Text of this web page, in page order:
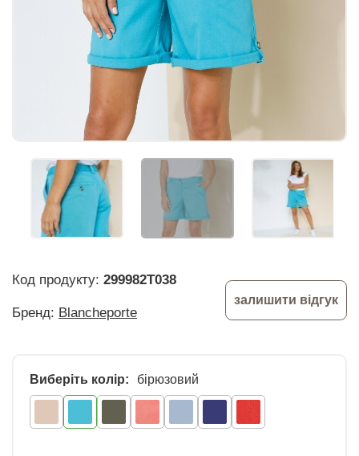
Код продукту: 299982T038
Бренд: Blancheporte
залишити відгук
Виберіть колір: бірюзовий